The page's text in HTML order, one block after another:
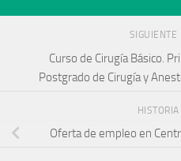
SIGUIENTE
Curso de Cirugía Básico.
Postgrado de Cirugía y
Oferta de empleo en